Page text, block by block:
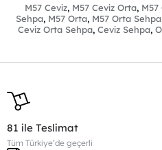
M57 Ceviz, M57 Ceviz Orta,
Sehpa, M57 Orta, M57 Orta Sehpa
Ceviz Orta Sehpa, Ceviz Sehpa,
81 ile Teslimat
Tüm Türkiye’de geçerli